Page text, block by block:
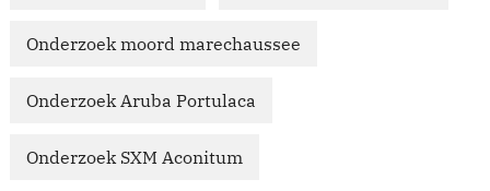
Onderzoek moord marechaussee
Onderzoek Aruba Portulaca
Onderzoek SXM Aconitum